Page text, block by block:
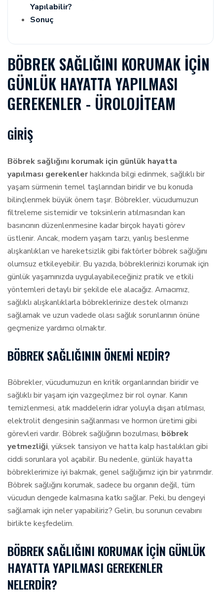
Yapılabilir?
Sonuç
BÖBREK SAĞLIĞINI KORUMAK İÇIN
GÜNLÜK HAYATTA YAPILMASI
GEREKENLER - ÜROLOJITEAM
GIRIŞ
Böbrek sağlığını korumak için günlük hayatta
yapılması gerekenlerhakkında bilgi edinmek, sağlıklı bir
yaşam sürmenin temel taşlarından biridir ve bu konuda
bilinçlenmek büyük önem taşır. Böbrekler, vücudumuzun
filtreleme sistemidir ve toksinlerin atılmasından kan
basıncının düzenlenmesine kadar birçok hayati görev
üstlenir. Ancak, modern yaşam tarzı, yanlış beslenme
alışkanlıkları ve hareketsizlik gibi faktörler böbrek sağlığını
olumsuz etkileyebilir. Bu yazıda, böbreklerinizi korumak için
günlük yaşamınızda uygulayabileceğiniz pratik ve etkili
yöntemleri detaylı bir şekilde ele alacağız. Amacımız,
sağlıklı alışkanlıklarla böbreklerinize destek olmanızı
sağlamak ve uzun vadede olası sağlık sorunlarının önüne
geçmenize yardımcı olmaktır.
BÖBREK SAĞLIĞININ ÖNEMI NEDIR?
Böbrekler, vücudumuzun en kritik organlarından biridir ve
sağlıklı bir yaşam için vazgeçilmez bir rol oynar. Kanın
temizlenmesi, atık maddelerin idrar yoluyla dışarı atılması,
elektrolit dengesinin sağlanması ve hormon üretimi gibi
görevleri vardır. Böbrek sağlığının bozulması, böbrek
yetmezliği, yüksek tansiyon ve hatta kalp hastalıkları gibi
ciddi sorunlara yol açabilir. Bu nedenle, günlük hayatta
böbreklerimize iyi bakmak, genel sağlığımız için bir yatırımdır.
Böbrek sağlığını korumak, sadece bu organın değil, tüm
vücudun dengede kalmasına katkı sağlar. Peki, bu dengeyi
sağlamak için neler yapabiliriz? Gelin, bu sorunun cevabını
birlikte keşfedelim.
BÖBREK SAĞLIĞINI KORUMAK İÇIN GÜNLÜK
HAYATTA YAPILMASI GEREKENLER
NELERDIR?